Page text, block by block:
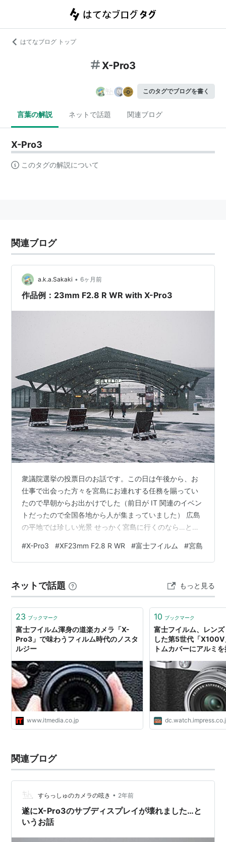
はてなブログ トップ
X-Pro3
このタグでブログを書く
言葉の解説 ネットで話題 関連ブログ
X-Pro3
このタグの解説について
関連ブログ
a.k.a.Sakaki • 6ヶ月前
作品例：23mm F2.8 R WR with X-Pro3
衆議院選挙の投票日のお話です。この日は午後から、お
仕事で出会った方々を宮島にお連れする任務を賜ってい
たので早朝からお出かけでした（前日が IT 関連のイベン
トだったので全国各地から人が集まっていました） 広島
の平地では珍しい光景 せっかく宮島に行くのなら…と、
た XF23mm F2.8 R WR の初陣を兼ねることにしまし
た。結局、パンケーキサイズのコンパクトなレンズは必
ていればよかったかも…と思う反面、フルサイズ換算で
約 5mm ほど、画角を引いて撮影できるようになったと
い…
#X-Pro3 #XF23mm F2.8 R WR #富士フイルム #宮島
ネットで話題 もっと見る
23 ブックマーク
富士フイルム渾身の道楽カメラ「X-
Pro3」で味わうフィルム時代のノスタ
ルジー
www.itmedia.co.jp
10 ブックマーク
富士フイルム、レン
した第5世代「
トムカバーにアルミ
関連ブログ
すらっしゅのカメラの呟き • 2年前
遂にX-Pro3のサブディスプレイが壊れました…と
いうお話